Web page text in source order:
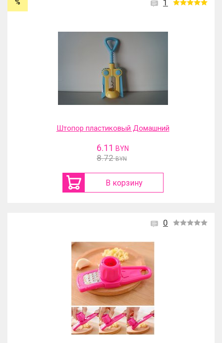
1
%
Штопор пластиковый Домашний
6.11 BYN
8.72 BYN
В корзину
0